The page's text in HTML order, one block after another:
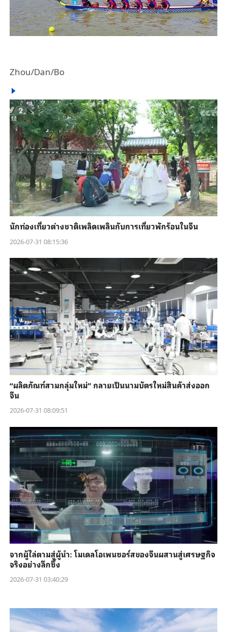
Zhou/Dan/Bo
นักท่องเที่ยวต่างชาติเพลิดเพลินกับการเที่ยวพักร้อนในจีน
2026-07-31 08:15:36
“ผลิตภัณฑ์สามกลุ่มใหม่” กลายเป็นนามบัตรใหม่สินค้าส่งออก
จีน
2026-07-31 08:09:51
จากผู้ไล่ตามสู่ผู้นำ: โมเดลโอเพนซอร์สของจีนผสานสู่เศรษฐกิจ
จริงอย่างลึกซึ้ง
2026-07-31 03:40:29